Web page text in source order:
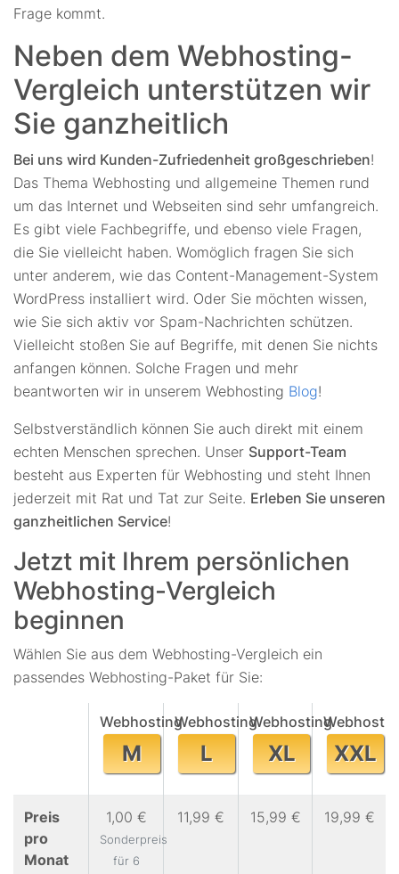
Frage kommt.
Neben dem Webhosting-
Vergleich unterstützen wir
Sie ganzheitlich
Bei uns wird Kunden-Zufriedenheit großgeschrieben!
Das Thema Webhosting und allgemeine Themen rund
um das Internet und Webseiten sind sehr umfangreich.
Es gibt viele Fachbegriffe, und ebenso viele Fragen,
die Sie vielleicht haben. Womöglich fragen Sie sich
unter anderem, wie das Content-Management-System
WordPress installiert wird. Oder Sie möchten wissen,
wie Sie sich aktiv vor Spam-Nachrichten schützen.
Vielleicht stoßen Sie auf Begriffe, mit denen Sie nichts
anfangen können. Solche Fragen und mehr
beantworten wir in unserem Webhosting Blog!
Selbstverständlich können Sie auch direkt mit einem
echten Menschen sprechen. Unser Support-Team
besteht aus Experten für Webhosting und steht Ihnen
jederzeit mit Rat und Tat zur Seite. Erleben Sie unseren
ganzheitlichen Service!
Jetzt mit Ihrem persönlichen
Webhosting-Vergleich
beginnen
Wählen Sie aus dem Webhosting-Vergleich ein
passendes Webhosting-Paket für Sie:
Webhosting
M
Webhosting
L
Webhosting
XL XXL
Preis
pro
Monat
1,00 €
Sonderpreis
für 6
11,99 € 15,99 € 19,99 €